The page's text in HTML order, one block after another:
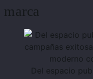
marca
Del espacio